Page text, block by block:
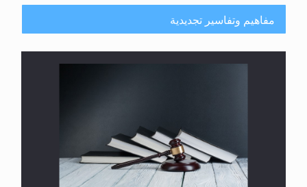
هل يُحسب حول الزكاة وفق السنة الميلادية أو الهجرية؟
مفاهيم وتفاسير تجديدية